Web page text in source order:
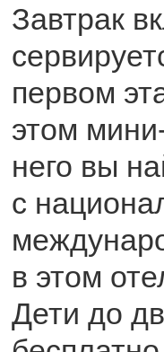
Завтрак
первом
этом
него вы
с
в этом
Дети до